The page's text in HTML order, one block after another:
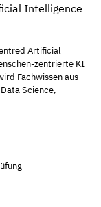
Intelligence
Artificial
zentrierte KI
Fachwissen aus
Science,